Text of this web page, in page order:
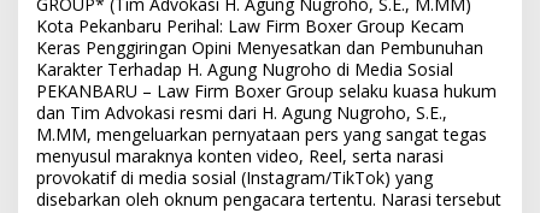
Kota Pekanbaru Perihal: Law Firm Boxer Group Kecam
Keras Penggiringan Opini Menyesatkan dan Pembunuhan
Karakter Terhadap H. Agung Nugroho di Media Sosial
PEKANBARU – Law Firm Boxer Group selaku kuasa hukum
dan Tim Advokasi resmi dari H. Agung Nugroho, S.E.,
M.MM, mengeluarkan pernyataan pers yang sangat tegas
menyusul maraknya konten video, Reel, serta narasi
provokatif di media sosial (Instagram/TikTok) yang
disebarkan oleh oknum pengacara tertentu. Narasi tersebut